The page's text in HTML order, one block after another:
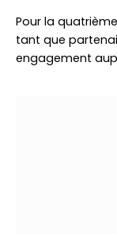
Pour la
tant que
engagement